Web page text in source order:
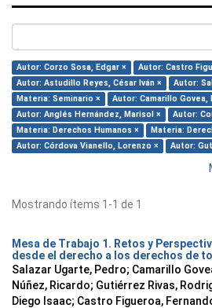
Autor: Corzo Sosa, Edgar ×
Autor: Castro
Autor: Astudillo Reyes, César Iván ×
Autor:
Materia: Seminario ×
Autor: Camarillo Govea,
Autor: Anglés Hernández, Marisol ×
Autor:
Materia: Derechos Humanos ×
Materia:
Autor: Córdova Vianello, Lorenzo ×
Autor:
Mostrando ítems 1-1 de 1
Mesa de Trabajo 1. Retos y
desde el derecho a los derechos de
Salazar Ugarte, Pedro; Camarillo
Núñez, Ricardo; Gutiérrez Rivas,
Diego Isaac; Castro Figueroa,